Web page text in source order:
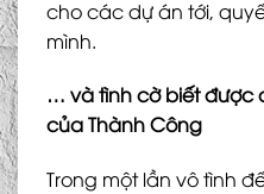
cho các dự án tới,
mình.
… và tình cờ biết được
của Thành Công
Trong một lần vô tình